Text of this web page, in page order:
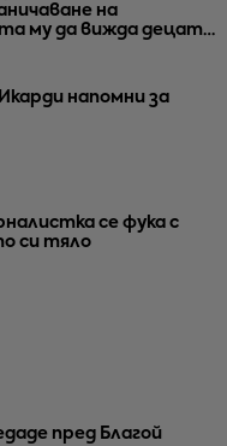
на
му да вижда децата
напомни за
се фука с
си тяло
пред Благой